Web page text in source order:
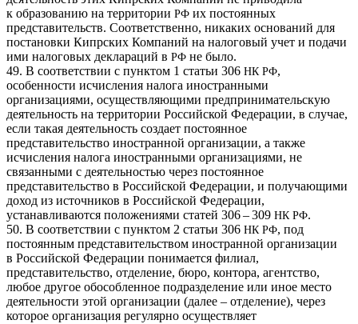
к образованию на территории РФ их постоянных
представительств. Соответственно, никаких оснований для
постановки Кипрских Компаний на налоговый учет и подачи
ими налоговых деклараций в РФ не было.
49. В соответствии с пунктом 1 статьи 306 НК РФ,
особенности исчисления налога иностранными
организациями, осуществляющими предпринимательскую
деятельность на территории Российской Федерации, в случае,
если такая деятельность создает постоянное
представительство иностранной организации, а также
исчисления налога иностранными организациями, не
связанными с деятельностью через постоянное
представительство в Российской Федерации, и получающими
доход из источников в Российской Федерации,
устанавливаются положениями статей 306 – 309 НК РФ.
50. В соответствии с пунктом 2 статьи 306 НК РФ, под
постоянным представительством иностранной организации
в Российской Федерации понимается филиал,
представительство, отделение, бюро, контора, агентство,
любое другое обособленное подразделение или иное место
деятельности этой организации (далее – отделение), через
которое организация регулярно осуществляет